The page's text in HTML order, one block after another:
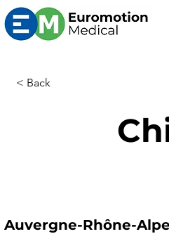
< Back
Auvergne-Rhône-